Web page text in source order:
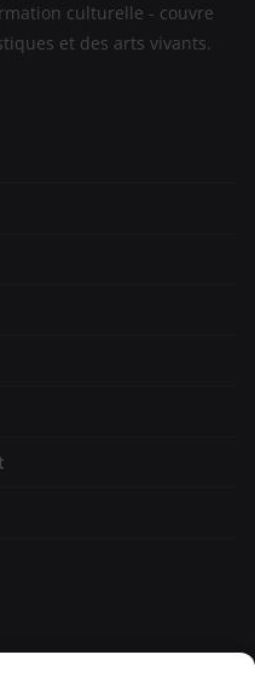
culturelle - couvre
et des arts vivants.